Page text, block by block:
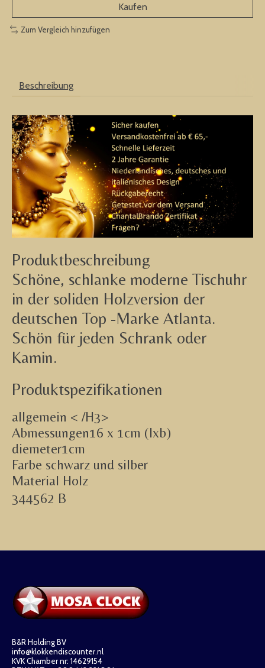
Kaufen
Zum Vergleich hinzufügen
Beschreibung
Produktbeschreibung
Schöne, schlanke moderne Tischuhr
in der soliden Holzversion der
deutschen Top -Marke Atlanta.
Schön für jeden Schrank oder
Kamin.
Produktspezifikationen
allgemein < /H3>
Abmessungen16 x 1cm (lxb)
diemeter1cm
Farbe schwarz und silber
Material Holz
344562 B
B&R Holding BV
info@klokkendiscounter.nl
KVK Chamber nr: 14629154